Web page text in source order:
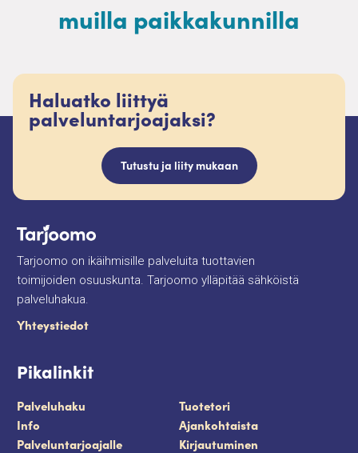
muilla paikkakunnilla
Haluatko liittyä
palveluntarjoajaksi?
Tutustu ja liity mukaan
Tarjoomo on ikäihmisille palveluita tuottavien
toimijoiden osuuskunta. Tarjoomo ylläpitää sähköistä
palveluhakua.
Yhteystiedot
Pikalinkit
Palveluhaku
Tuotetori
Info
Ajankohtaista
Palveluntarjoajalle
Kirjautuminen